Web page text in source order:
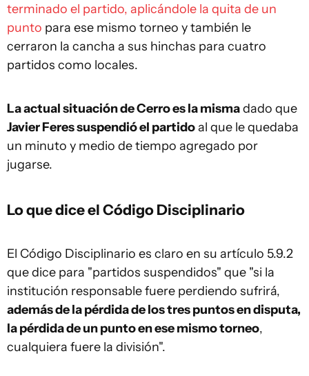
terminado el partido, aplicándole la quita de un
punto para ese mismo torneo y también le
cerraron la cancha a sus hinchas para cuatro
partidos como locales.
La actual situación de Cerro es la mismadado que
Javier Feres suspendió el partidoal que le quedaba
un minuto y medio de tiempo agregado por
jugarse.
Lo que dice el Código Disciplinario
El Código Disciplinario es claro en su artículo 5.9.2
que dice para "partidos suspendidos" que "si la
institución responsable fuere perdiendo sufrirá,
además de la pérdida de los tres puntos en disputa,
la pérdida de un punto en ese mismo torneo,
cualquiera fuere la división".